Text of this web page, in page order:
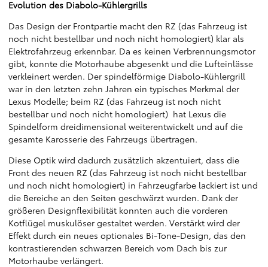
Evolution des Diabolo-Kühlergrills
Das Design der Frontpartie macht den RZ (das Fahrzeug ist
noch nicht bestellbar und noch nicht homologiert) klar als
Elektrofahrzeug erkennbar. Da es keinen Verbrennungsmotor
gibt, konnte die Motorhaube abgesenkt und die Lufteinlässe
verkleinert werden. Der spindelförmige Diabolo-Kühlergrill
war in den letzten zehn Jahren ein typisches Merkmal der
Lexus Modelle; beim RZ (das Fahrzeug ist noch nicht
bestellbar und noch nicht homologiert) hat Lexus die
Spindelform dreidimensional weiterentwickelt und auf die
gesamte Karosserie des Fahrzeugs übertragen.
Diese Optik wird dadurch zusätzlich akzentuiert, dass die
Front des neuen RZ (das Fahrzeug ist noch nicht bestellbar
und noch nicht homologiert) in Fahrzeugfarbe lackiert ist und
die Bereiche an den Seiten geschwärzt wurden. Dank der
größeren Designflexibilität konnten auch die vorderen
Kotflügel muskulöser gestaltet werden. Verstärkt wird der
Effekt durch ein neues optionales Bi-Tone-Design, das den
kontrastierenden schwarzen Bereich vom Dach bis zur
Motorhaube verlängert.